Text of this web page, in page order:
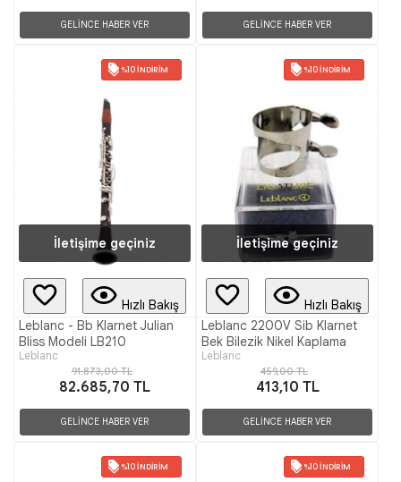
GELİNCE HABER VER GELİNCE HABER VER
%10 İNDIRIM
İletişime geçiniz
Hızlı Bakış
Leblanc - Bb Klarnet Julian
Bliss Modeli LB210
Leblanc
91.873,00 TL
82.685,70 TL
GELİNCE HABER VER
%10 İNDIRIM
İletişime geçiniz
Hızlı Bakış
Leblanc 2200V Sib Klarnet
Bek Bilezik Nikel Kaplama
Leblanc
459,00 TL
413,10 TL
GELİNCE HABER VER
%10 İNDIRIM %10 İNDIRIM